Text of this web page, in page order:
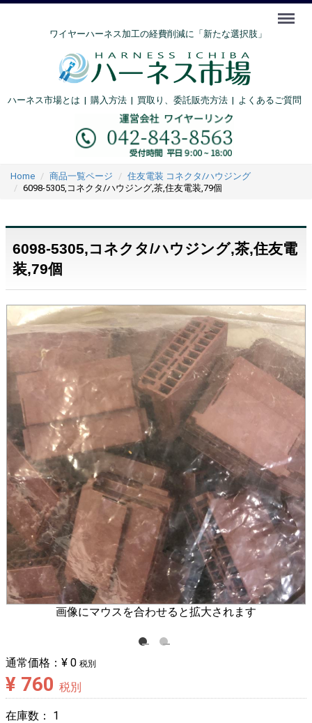
ワイヤーハーネス加工の経費削減に「新たな選択肢」
ハーネス市場とは | 購入方法| 買取り、委託販売方法 | よくあるご質問
Menu
Home 商品一覧ページ
住友電装 コネクタ/ハウジング
6098-5305,コネクタ/ハウジング,茶,住友電装,79個
6098-5305,コネクタ/ハウジング,茶,住友電
装,79個
画像にマウスを合わせると拡大されます
通常価格： ¥ 0 税別
¥ 760 税別
在庫数： 1